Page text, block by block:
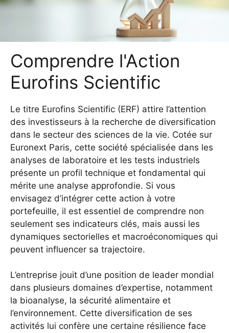
Comprendre l'Action
Eurofins Scientific
Le titre Eurofins Scientific (ERF) attire l’attention
des investisseurs à la recherche de diversification
dans le secteur des sciences de la vie. Cotée sur
Euronext Paris, cette société spécialisée dans les
analyses de laboratoire et les tests industriels
présente un profil technique et fondamental qui
mérite une analyse approfondie. Si vous
envisagez d’intégrer cette action à votre
portefeuille, il est essentiel de comprendre non
seulement ses indicateurs clés, mais aussi les
dynamiques sectorielles et macroéconomiques qui
peuvent influencer sa trajectoire.
L’entreprise jouit d’une position de leader mondial
dans plusieurs domaines d’expertise, notamment
la bioanalyse, la sécurité alimentaire et
l’environnement. Cette diversification de ses
activités lui confère une certaine résilience face